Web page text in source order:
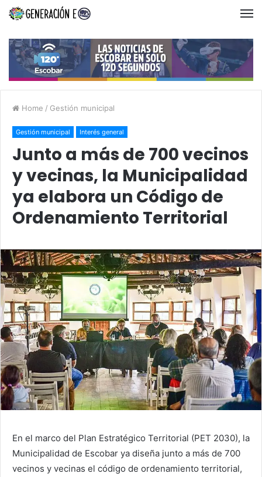
Home / Gestión municipal
Gestión municipal Interés general
Junto a más de 700 vecinos
y vecinas, la Municipalidad
ya elabora un Código de
Ordenamiento Territorial
En el marco del Plan Estratégico Territorial (PET 2030), la
Municipalidad de Escobar ya diseña junto a más de 700
vecinos y vecinas el código de ordenamiento territorial,